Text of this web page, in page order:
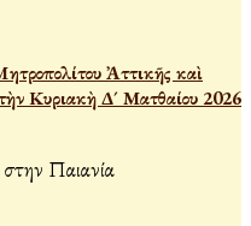
Ἀττικῆς καὶ
Κυριακὴ Δ´ Ματθαίου 2026